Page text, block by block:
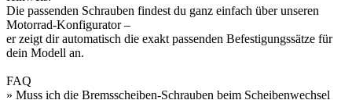
Die passenden Schrauben findest du ganz einfach über unseren
Motorrad-Konfigurator –
er zeigt dir automatisch die exakt passenden Befestigungssätze für
dein Modell an.
FAQ
» Muss ich die Bremsscheiben-Schrauben beim Scheibenwechsel